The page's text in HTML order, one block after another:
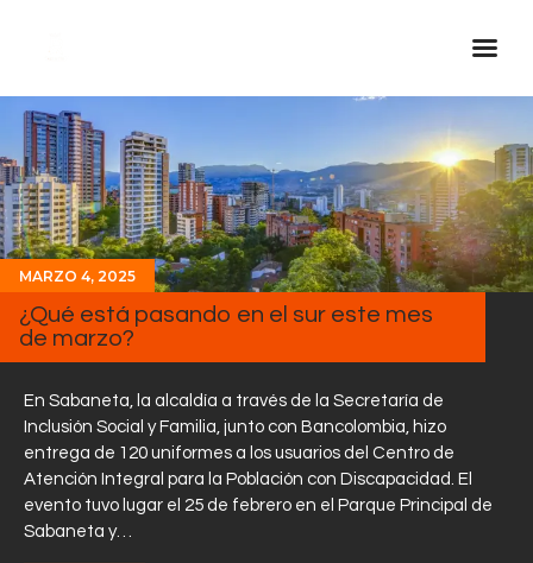
Inicio Real FM
Streaming
En Vivo
Descarga La APP
Programas
Noticias
Equipo
Sobre Nosotros
Contactos
MARZO 4, 2025
¿Qué está pasando en el sur este mes
de marzo?
En Sabaneta, la alcaldía a través de la Secretaría de
Inclusión Social y Familia, junto con Bancolombia, hizo
entrega de 120 uniformes a los usuarios del Centro de
Atención Integral para la Población con Discapacidad. El
evento tuvo lugar el 25 de febrero en el Parque Principal de
Sabaneta y…